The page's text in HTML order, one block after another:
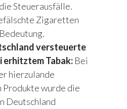
Steuerausfälle.
Zigaretten
versteuerte
erhitztem Tabak: Bei
hierzulande
Produkte wurde die
Deutschland